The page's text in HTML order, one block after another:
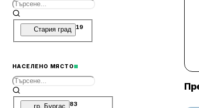
Походно легло
Стария град 19
НАСЕЛЕНО МЯСТО
гр. Бургас 83